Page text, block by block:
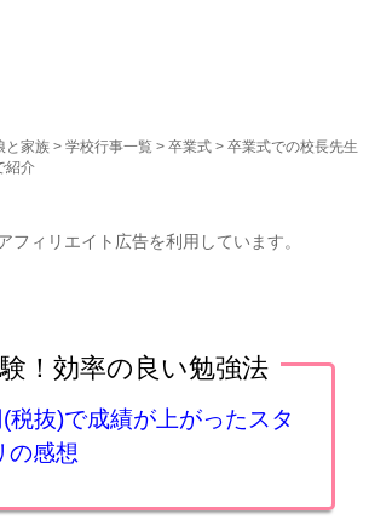
と家族 >学校行事一覧 >卒業式 > 卒業式での校長先生
紹介
フィリエイト広告を利用しています。
！効率の良い勉強法
税抜)で成績が上がったスタ
の感想